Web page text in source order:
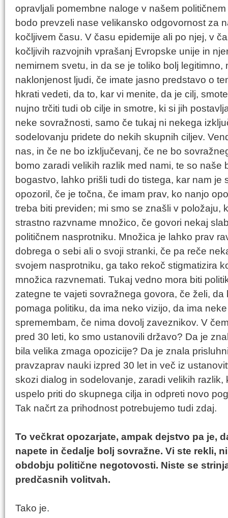
opravljali pomembne naloge v našem
bodo prevzeli nase velikansko odgovornost za
kočljivem času. V času epidemije ali po njej, v
kočljivih razvojnih vprašanj Evropske unije in
nemirnem svetu, in da se je toliko bolj legitimno,
naklonjenost ljudi, če imate jasno predstavo o
hkrati vedeti, da to, kar vi menite, da je cilj,
nujno trčiti tudi ob cilje in smotre, ki si jih
neke sovražnosti, samo če tukaj ni nekega
sodelovanju pridete do nekih skupnih ciljev.
nas, in če ne bo izključevanj, če ne bo
bomo zaradi velikih razlik med nami, te so naše
bogastvo, lahko prišli tudi do tistega, kar nam
opozoril, če je točna, če imam prav, ko nanjo
treba biti previden; mi smo se znašli v položaju,
strastno razvname množico, če govori nekaj
političnem nasprotniku. Množica je lahko prav
dobrega o sebi ali o svoji stranki, če pa reče
svojem nasprotniku, ga tako rekoč stigmatizira
množica razvnemati. Tukaj vedno mora biti
zategne te vajeti sovražnega govora, če želi,
pomaga politiku, da ima neko vizijo, da ima
spremembam, če nima dovolj zaveznikov. V
pred 30 leti, ko smo ustanovili državo? Da je
bila velika zmaga opozicije? Da je znala
pravzaprav nauki izpred 30 let in več iz
skozi dialog in sodelovanje, zaradi velikih razlik,
uspelo priti do skupnega cilja in odpreti novo
Tak načrt za prihodnost potrebujemo tudi zdaj.
To večkrat opozarjate, ampak dejstvo pa je,
napete in čedalje bolj sovražne. Vi ste rekli,
obdobju politične negotovosti. Niste se
predčasnih volitvah.
Tako je.